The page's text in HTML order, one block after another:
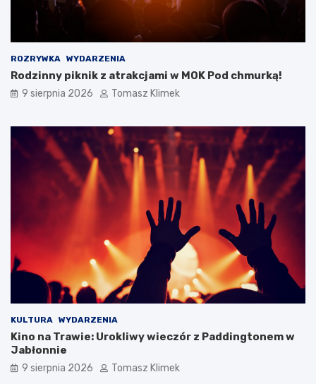
ROZRYWKA WYDARZENIA
Rodzinny piknik z atrakcjami w MOK Pod chmurką!
9 sierpnia 2026 Tomasz Klimek
KULTURA WYDARZENIA
Kino na Trawie: Urokliwy wieczór z Paddingtonem w
Jabłonnie
9 sierpnia 2026 Tomasz Klimek